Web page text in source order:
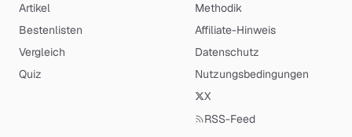
Artikel
Bestenlisten
Vergleich
Quiz
Methodik
Affiliate-Hinweis
Datenschutz
Nutzungsbedingungen
X
RSS-Feed